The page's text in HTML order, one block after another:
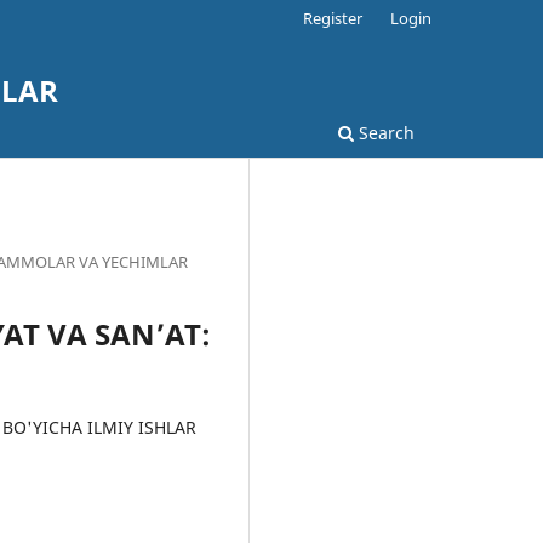
Search
Register Login
VA YECHIMLAR
VA SAN’AT:
ILMIY ISHLAR